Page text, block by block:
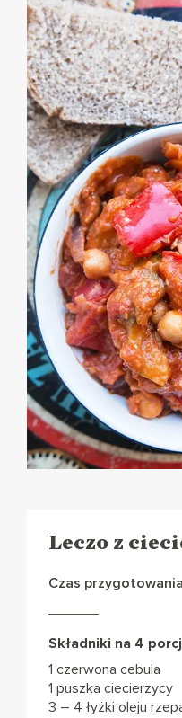
Leczo z
Czas
Składniki na 4
1 czerwona cebula
1 puszka ciecierzycy
3 – 4 łyżki oleju